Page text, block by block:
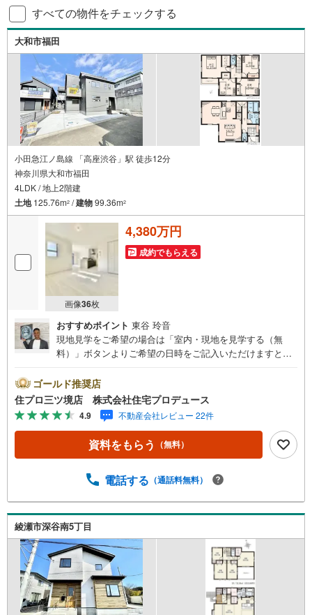
すべての物件をチェックする
大和市福田
小田急江ノ島線 「高座渋谷」駅 徒歩12分
神奈川県大和市福田
4LDK / 地上2階建
土地125.76m2 /建物99.36m2
画像36枚
4,380万円
成約でもらえる
おすすめポイント 東谷 玲音
現地見学をご希望の場合は「室内・現地を見学する（無
料）」ボタンよりご希望の日時をご記入いただけますとス
間市エリアに強い！ 住プロは、大和市・綾瀬市・座間市エ
リアの不動産売買専門会社です！最新物件情報や当社限定
で販売する物件情報も多数ございますので、お気軽にお問
合せ下さい！ -------------- 弊社独自の住宅ローン提案システ
ム 弊社ではファイナンシャル専門スタッフによる【丁寧な
資金アドバイス】【ファイナンシャルプラン提案書の作
【定年時の住宅ローン残高】【住宅購入者だけが加入でき
ナス】これから多くなる【教育費】住宅を買った後から始
まる【住宅ローン返済】65歳以上から必要になる【老後の
費用負担】住宅探しの【このタイミング】で不安な部分を
明確にしていきませんか？？ --------------
ゴールド推奨店
住プロ三ツ境店 株式会社住宅プロデュース
4.9 不動産会社レビュー 22件
資料をもらう （無料）
電話する （通話料無料）
綾瀬市深谷南5丁目